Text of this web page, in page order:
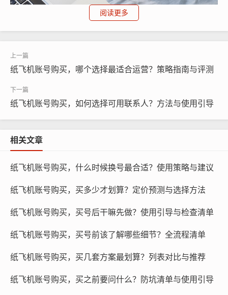
常见地区号及其特点
美国地区号：美国地区号可以让你在社交媒体上更好地了
解美国文化，提高账号的英文水平，美国地区号还可以让
入中国文化，提高账号的中文水平，中国地区号还可以让
你在广告投放和搜索推荐中更加精准。
阅读更多
纸飞机账号购买，哪个选择最适合运营？策略指南与评测
纸飞机账号购买，如何选择可用联系人？方法与使用引导
相关文章
纸飞机账号购买，什么时候换号最合适？使用策略与建议
纸飞机账号购买，买多少才划算？定价预测与选择方法
纸飞机账号购买，买号后干嘛先做？使用引导与检查清单
纸飞机账号购买，买号前该了解哪些细节？全流程清单
纸飞机账号购买，买几套方案最划算？列表对比与推荐
纸飞机账号购买，买之前要问什么？防坑清单与使用引导